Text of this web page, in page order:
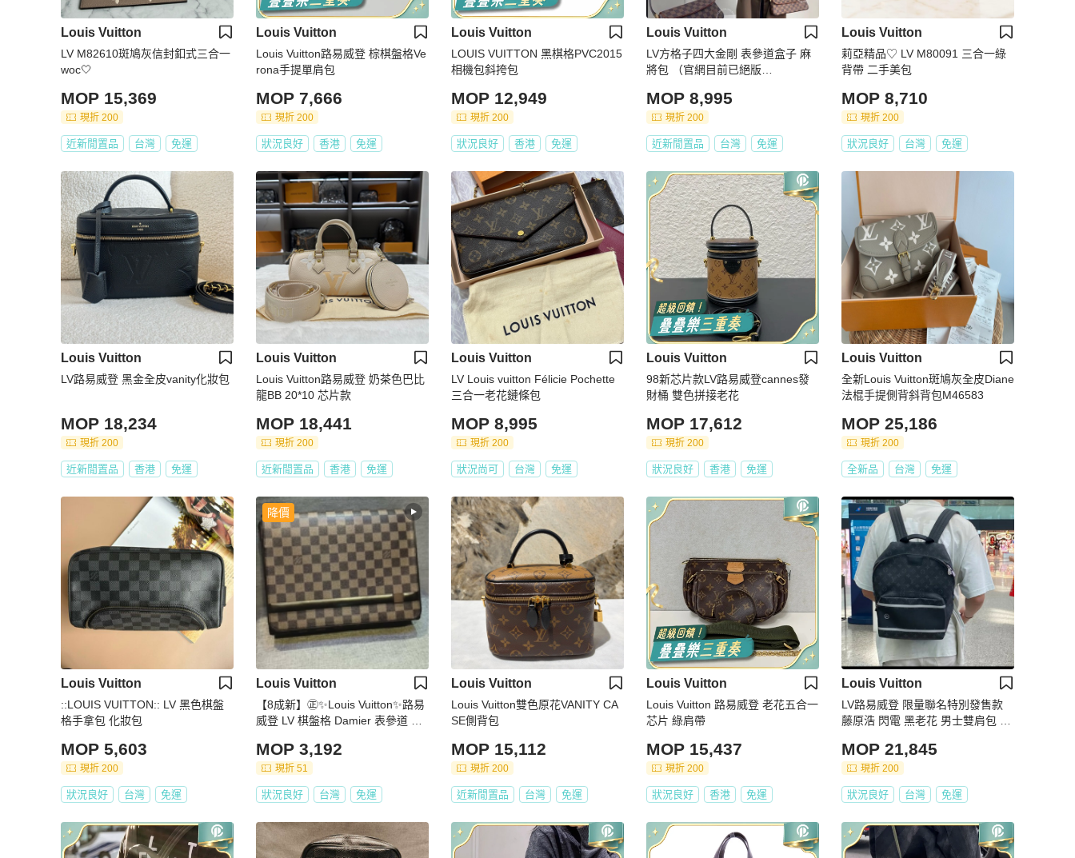
Louis Vuitton
LV M82610斑鳩灰信封釦式三合一
woc🤍
MOP 15,369
現折 200
近新閒置品 台灣 免運
Louis Vuitton
Louis Vuitton路易威登 棕棋盤格Ve
rona手提單肩包
MOP 7,666
現折 200
狀況良好 香港 免運
Louis Vuitton
LOUIS VUITTON 黑棋格PVC2015
相機包斜挎包
MOP 12,949
現折 200
狀況良好 香港 免運
Louis Vuitton
LV方格子四大金剛 表參道盒子 麻
將包 （官網目前已絕版
MOP 8,995
現折 200
近新閒置品 台灣 免運
Louis Vuitton
莉亞精品♡ LV M80091 三合一綠
背帶 二手美包
MOP 8,710
現折 200
狀況良好 台灣 免運
Louis Vuitton
LV路易威登 黑金全皮vanity化妝包
MOP 18,234
現折 200
近新閒置品 香港 免運
Louis Vuitton
Louis Vuitton路易威登 奶茶色巴比
龍BB 20*10 芯片款
MOP 18,441
現折 200
近新閒置品 香港 免運
Louis Vuitton
LV Louis vuitton Félicie Pochette
三合一老花鏈條包
MOP 8,995
現折 200
狀況尚可 台灣 免運
Louis Vuitton
98新芯片款LV路易威登cannes發
財桶 雙色拼接老花
MOP 17,612
現折 200
狀況良好 香港 免運
Louis Vuitton
全新Louis Vuitton斑鳩灰全皮Diane
法棍手提側背斜背包M46583
MOP 25,186
現折 200
全新品 台灣 免運
Louis Vuitton
::LOUIS VUITTON:: LV 黑色棋盤
格手拿包 化妝包
MOP 5,603
現折 200
狀況良好 台灣 免運
降價
Louis Vuitton
【8成新】㊣✨Louis Vuitton✨路易
威登 LV 棋盤格 Damier 表參道 稀
包/二手精品/二手包/保證正品🌳二
手樹屋🌳
MOP 3,192
現折 51
狀況良好 台灣 免運
Louis Vuitton
Louis Vuitton雙色原花VANITY CA
SE側背包
MOP 15,112
現折 200
近新閒置品 台灣 免運
Louis Vuitton
Louis Vuitton 路易威登 老花五合一
芯片 綠肩帶
MOP 15,437
現折 200
狀況良好 香港 免運
Louis Vuitton
LV路易威登 限量聯名特別發售款
藤原浩 閃電 黑老花 男士雙肩包 98
MOP 21,845
現折 200
狀況良好 台灣 免運